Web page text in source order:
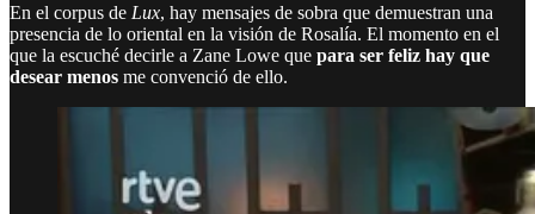
En el corpus de Lux, hay mensajes de sobra que demuestran una
presencia de lo oriental en la visión de Rosalía. El momento en el
que la escuché decirle a Zane Lowe que para ser feliz hay que
desear menos me convenció de ello.